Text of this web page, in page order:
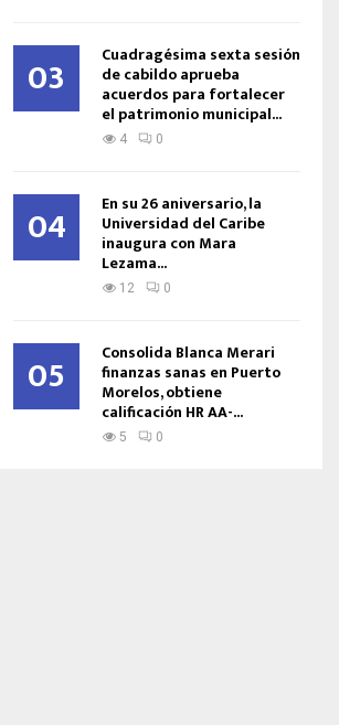
03 Cuadragésima sexta sesión
de cabildo aprueba
acuerdos para fortalecer
el patrimonio municipal...
4 0
04 En su 26 aniversario, la
Universidad del Caribe
inaugura con Mara
Lezama...
12 0
05 Consolida Blanca Merari
finanzas sanas en Puerto
Morelos, obtiene
calificación HR AA-...
5 0